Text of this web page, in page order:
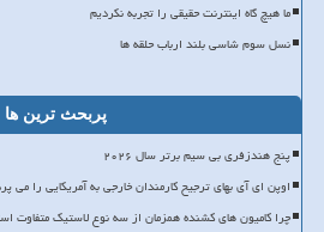
ما هیچ گاه اینترنت حقیقی را تجربه نکردیم
نسل سوم شاسی بلند ارباب حلقه ها
پربحث ترین ها
پنج هندزفری بی سیم برتر سال ۲۰۲۶
اوپن ای آی بهای ترجیح کارمندان خارجی به آمریکایی را می
چرا کامیون های کشنده همزمان از سه نوع لاستیک متفاوت